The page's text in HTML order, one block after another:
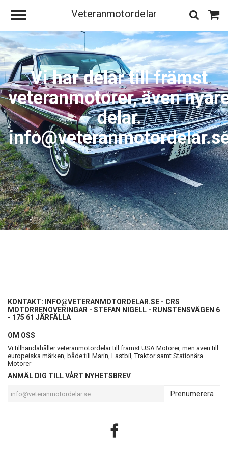
Veteranmotordelar
Vi har delar till främst
veteranmotorer, även
delar.
KONTAKT: INFO@VETERANMOTORDELAR.SE - CRS
MOTORRENOVERINGAR - STEFAN NIGELL - RUNSTENSVÄGEN 6
- 175 61 JÄRFÄLLA
OM OSS
Vi tillhandahåller veteranmotordelar till främst USA Motorer, men även till
europeiska märken, både till Marin, Lastbil, Traktor samt Stationära
Motorer
ANMÄL DIG TILL VÅRT NYHETSBREV
Prenumerera